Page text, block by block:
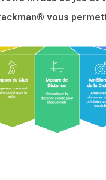
vous